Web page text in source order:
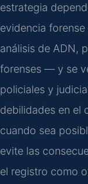
estrategia
evidencia
análisis de ADN,
forenses — y se
policiales y
debilidades en el
cuando sea
evite las
el registro como